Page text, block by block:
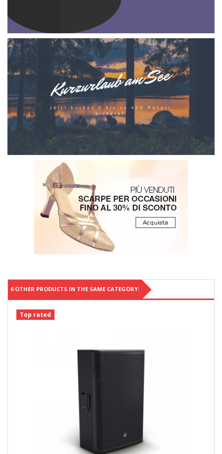
6 OTHER PRODUCTS IN THE SAME CATEGORY:
Top rated